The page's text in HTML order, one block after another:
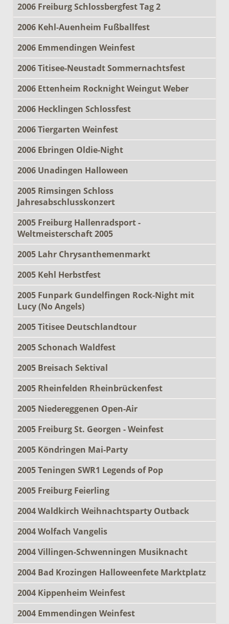
2006 Freiburg Schlossbergfest Tag 2
2006 Kehl-Auenheim Fußballfest
2006 Emmendingen Weinfest
2006 Titisee-Neustadt Sommernachtsfest
2006 Ettenheim Rocknight Weingut Weber
2006 Hecklingen Schlossfest
2006 Tiergarten Weinfest
2006 Ebringen Oldie-Night
2006 Unadingen Halloween
2005 Rimsingen Schloss
Jahresabschlusskonzert
2005 Freiburg Hallenradsport -
Weltmeisterschaft 2005
2005 Lahr Chrysanthemenmarkt
2005 Kehl Herbstfest
2005 Funpark Gundelfingen Rock-Night mit
Lucy (No Angels)
2005 Titisee Deutschlandtour
2005 Schonach Waldfest
2005 Breisach Sektival
2005 Rheinfelden Rheinbrückenfest
2005 Niedereggenen Open-Air
2005 Freiburg St. Georgen - Weinfest
2005 Köndringen Mai-Party
2005 Teningen SWR1 Legends of Pop
2005 Freiburg Feierling
2004 Waldkirch Weihnachtsparty Outback
2004 Wolfach Vangelis
2004 Villingen-Schwenningen Musiknacht
2004 Bad Krozingen Halloweenfete Marktplatz
2004 Kippenheim Weinfest
2004 Emmendingen Weinfest